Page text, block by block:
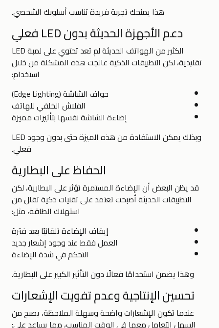
هذا يمنحك تجربة فريدة تناسب أسلوبك الشخصي.
دعم الأجهزة الحديثة بدون LED فعلي
الكثير من الهواتف الحديثة لم تعد تحتوي على لمبة LED
تقليدية، لكن التطبيقات الذكية عالجت هذه المشكلة من خلال
استخدام:
حواف الشاشة (Edge Lighting)
الفلاش الخلفي للهاتف
إضاءة الشاشة نفسها بتأثيرات مميزة
وبذلك يمكن الاستفادة من هذه الميزة حتى بدون وجود LED
فعلي.
الحفاظ على البطارية
قد يظن البعض أن الإضاءة المستمرة تؤثر على البطارية، لكن
التطبيقات الحديثة أصبحت تعتمد على تقنيات ذكية تقلل من
استهلاك الطاقة، مثل:
إيقاف الإضاءة تلقائيًا بعد فترة
العمل فقط عند وجود إشعار جديد
التحكم في شدة الإضاءة
وهذا يضمن استخدامًا فعالًا دون التأثير الكبير على البطارية.
تحسين الإنتاجية وعدم تفويت الإشعارات
عندما تكون الإشعارات واضحة وسهلة الملاحظة، يصبح من
السهل التعامل معها في الوقت المناسب، مما يساعد على: